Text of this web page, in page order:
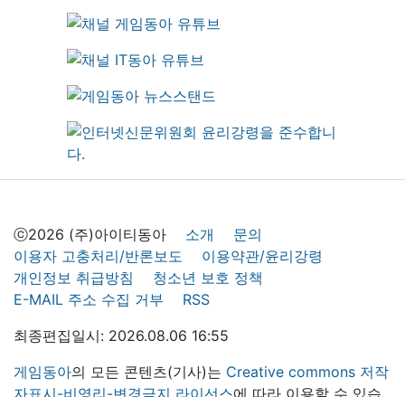
ⓒ2026 (주)아이티동아 소개
문의
이용자 고충처리/반론보도
이용약관/윤리강령
개인정보 취급방침
청소년 보호 정책
E-MAIL 주소 수집 거부
RSS
최종편집일시: 2026.08.06 16:55
게임동아의 모든 콘텐츠(기사)는 Creative commons 저작
자표시-비영리-변경금지 라이선스에 따라 이용할 수 있습